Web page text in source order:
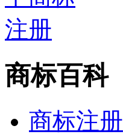
商标百科
商标注册